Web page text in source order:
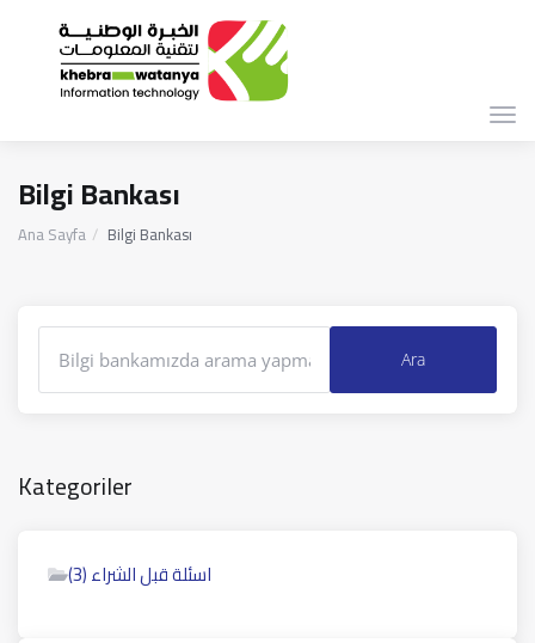
Bilgi Bankası
Ana Sayfa Bilgi Bankası
Kategoriler
اسئلة قبل الشراء (3)